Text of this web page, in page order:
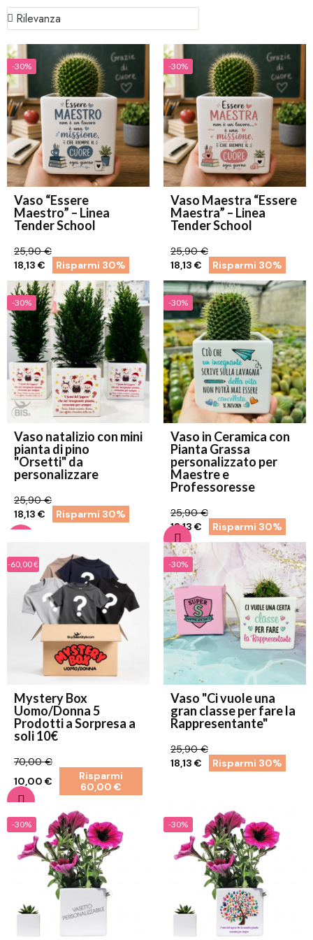
-30%
Vaso “Essere
Maestro” – Linea
Tender School
25,90 €
18,13 €
Risparmi 30%
-30%
Vaso Maestra “Essere
Maestra” – Linea
Tender School
25,90 €
18,13 €
Risparmi 30%
-30%
Vaso natalizio con mini
pianta di pino
"Orsetti" da
personalizzare
25,90 €
18,13 €
Risparmi 30%
-30%
Vaso in Ceramica con
Pianta Grassa
personalizzato per
Maestre e
Professoresse
25,90 €
18,13 €
Risparmi 30%
-60,00 €
Mystery Box
Uomo/Donna 5
Prodotti a Sorpresa a
soli 10€
70,00 €
10,00 €
Risparmi
60,00 €
-30%
Vaso "Ci vuole una
gran classe per fare la
Rappresentante"
25,90 €
18,13 €
Risparmi 30%
-30% -30%